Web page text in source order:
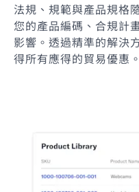
法規、規範與產品規格
您的產品編碼、合規計
影響。透過精準的解決
得所有應得的貿易優惠。